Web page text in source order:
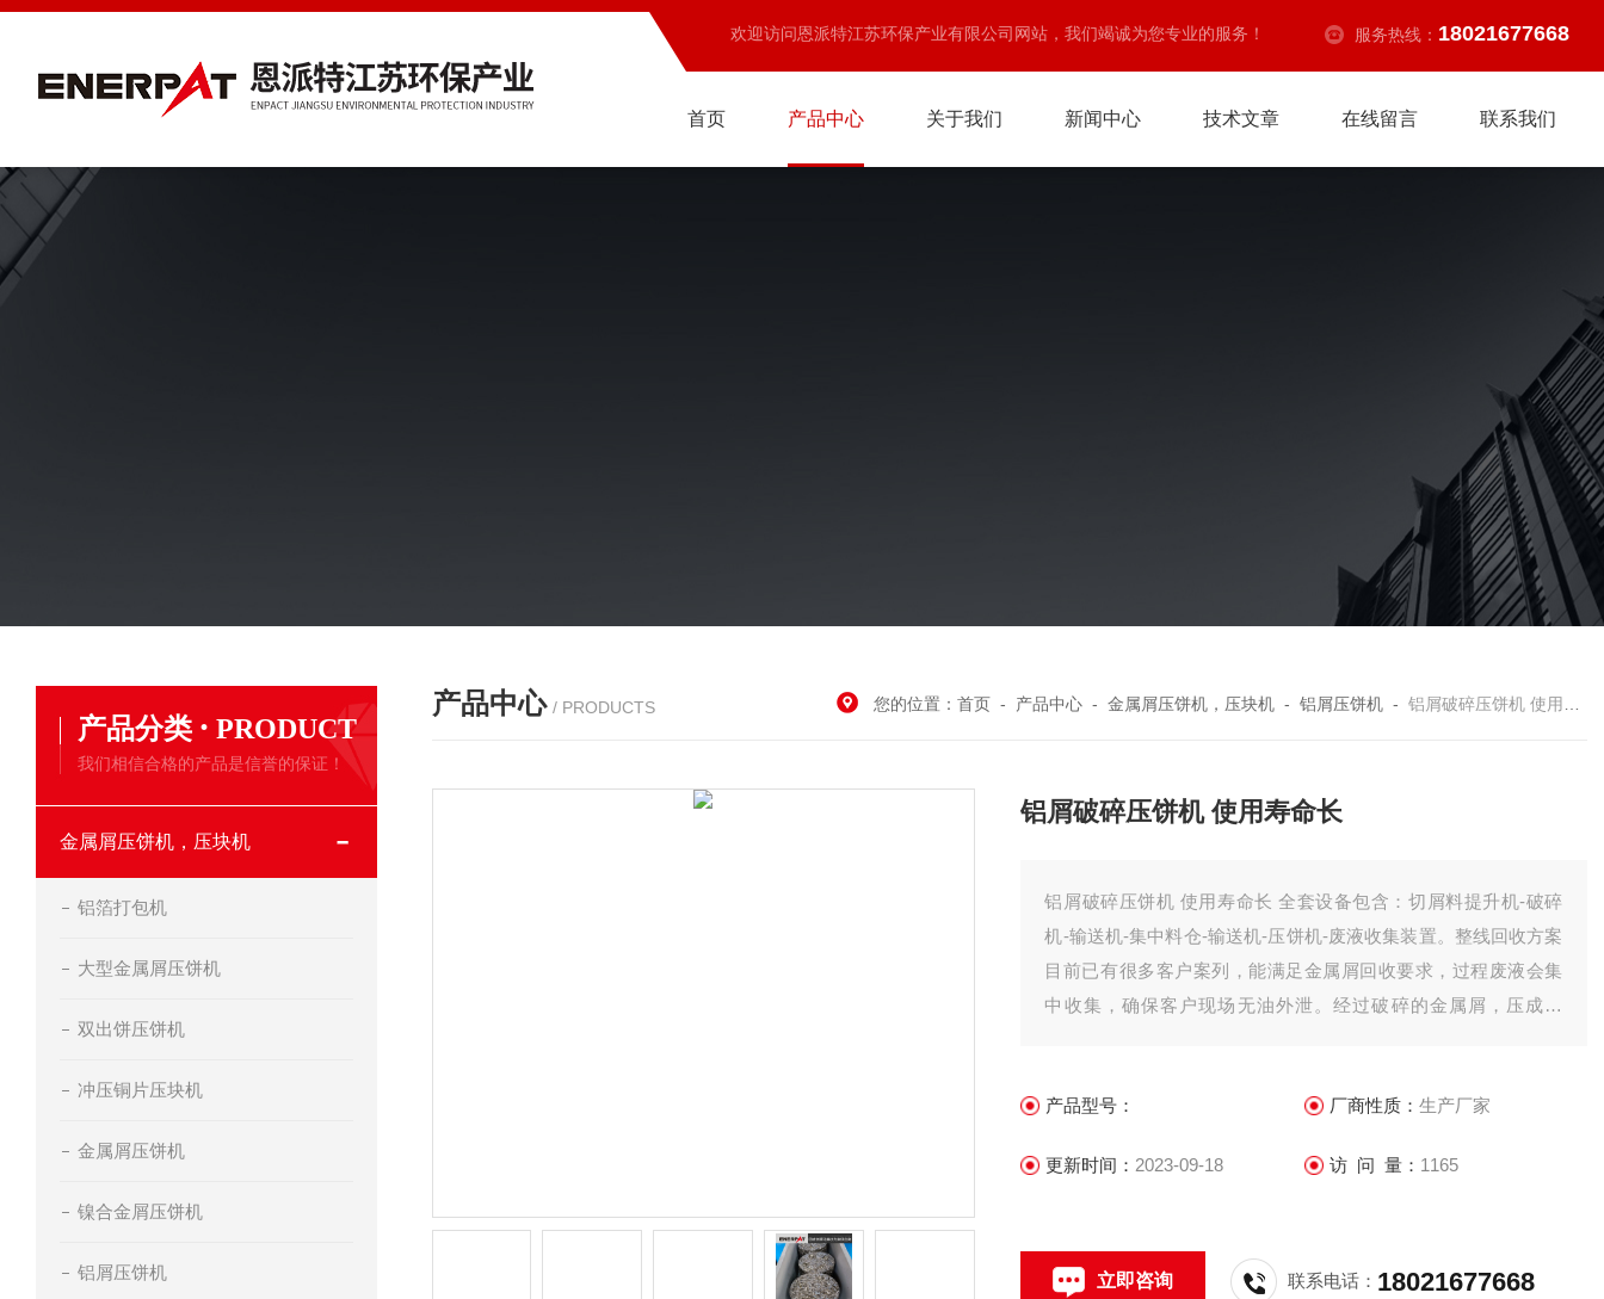
欢迎访问恩派特江苏环保产业有限公司网站，我们竭诚为您专业的服务！ 服务热线： 18021677668
首页 产品中心 关于我们 新闻中心 技术文章 在线留言 联系我们
产品分类 · PRODUCT
我们相信合格的产品是信誉的保证！
金属屑压饼机，压块机
铝箔打包机
大型金属屑压饼机
双出饼压饼机
冲压铜片压块机
金属屑压饼机
镍合金屑压饼机
铝屑压饼机
产品中心 / PRODUCTS 您的位置：首页 - 产品中心 -金属屑压饼机，压块机 -铝屑压饼机 -铝屑破碎压饼机 使用寿命长
铝屑破碎压饼机 使用寿命长
铝屑破碎压饼机 使用寿命长 全套设备包含：切屑料提升机-破碎
机-输送机-集中料仓-输送机-压饼机-废液收集装置。整线回收方案
目前已有很多客户案列，能满足金属屑回收要求，过程废液会集
中收集，确保客户现场无油外泄。经过破碎的金属屑，压成饼
产品型号： 厂商性质： 生产厂家
更新时间： 2023-09-18 访 问 量： 1165
立即咨询 联系电话： 18021677668